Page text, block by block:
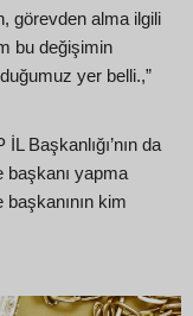
görevden alma ilgili
bu değişimin
yer belli.,”
Başkanlığı’nın da
başkanı yapma
kim